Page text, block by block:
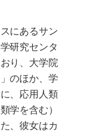
にあるサン
研究センタ
り、大学院
のほか、学
、応用人類
学を含む）
、彼女はカ